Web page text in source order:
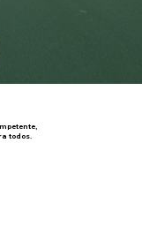
todos.